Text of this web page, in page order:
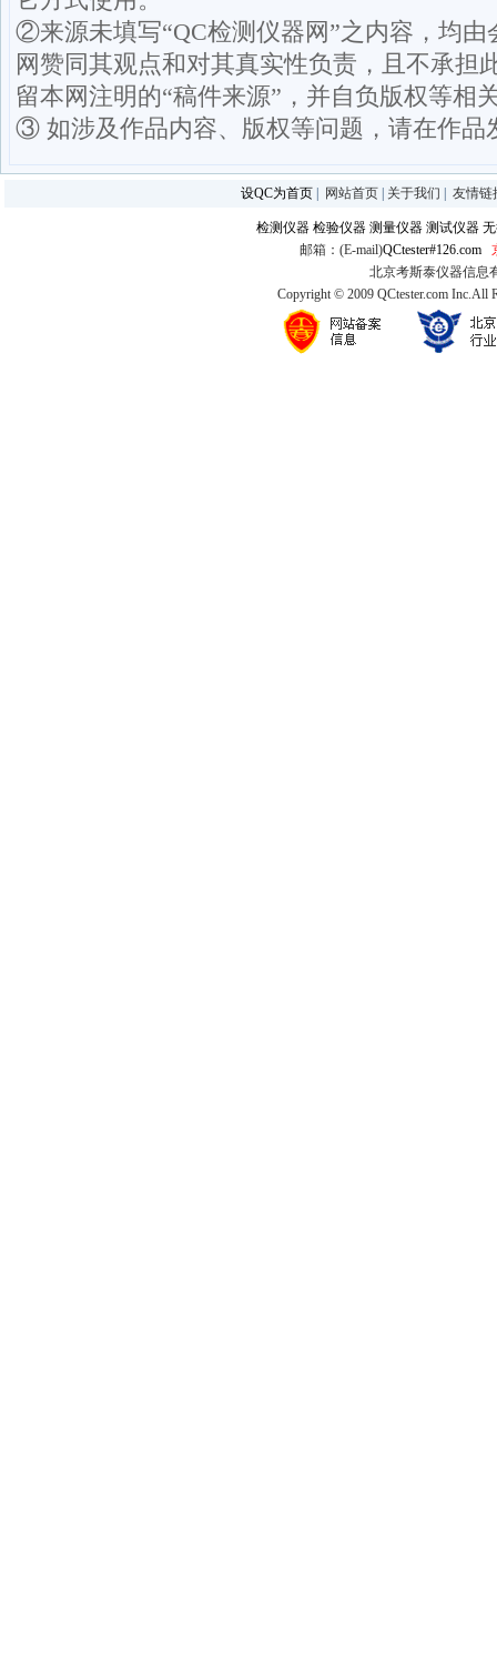
②来源未填写“QC检测仪器网”之内容，均
网赞同其观点和对其真实性负责，且不承
留本网注明的“稿件来源”，并自负版权等相
③ 如涉及作品内容、版权等问题，请在作品
设QC为首页 网站首页 关于我们 友情链
检测仪器 检验仪器 测量仪器 测试仪器
邮箱：(E-mail)QCtester#126.com
北京考斯泰仪器信息
Copyright © 2009 QCtester.com Inc.All